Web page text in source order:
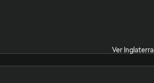
Ver Inglaterra